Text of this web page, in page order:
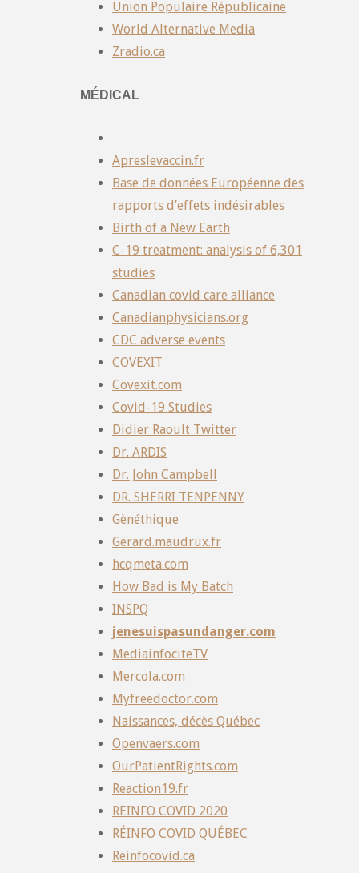
Union Populaire Républicaine
World Alternative Media
Zradio.ca
MÉDICAL
Apreslevaccin.fr
Base de données Européenne des
rapports d’effets indésirables
Birth of a New Earth
C-19 treatment: analysis of 6,301
studies
Canadian covid care alliance
Canadianphysicians.org
CDC adverse events
COVEXIT
Covexit.com
Covid-19 Studies
Didier Raoult Twitter
Dr. ARDIS
Dr. John Campbell
DR. SHERRI TENPENNY
Gènéthique
Gerard.maudrux.fr
hcqmeta.com
How Bad is My Batch
INSPQ
jenesuispasundanger.com
MediainfociteTV
Mercola.com
Myfreedoctor.com
Naissances, décès Québec
Openvaers.com
OurPatientRights.com
Reaction19.fr
REINFO COVID 2020
RÉINFO COVID QUÉBEC
Reinfocovid.ca